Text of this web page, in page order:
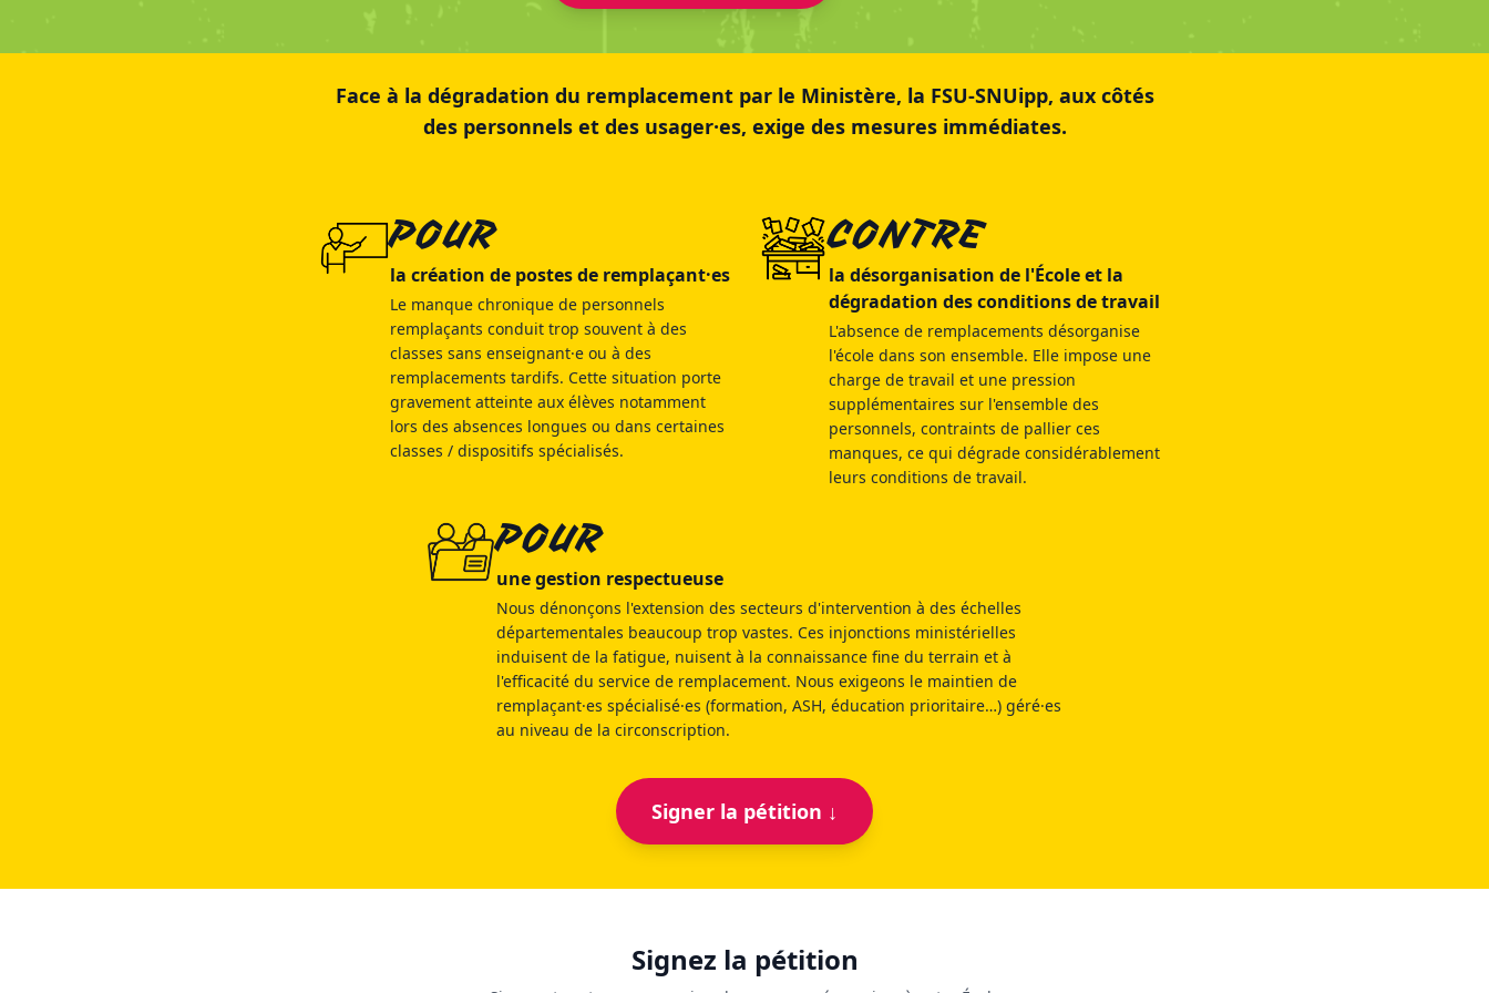
Face à la dégradation du remplacement par le Ministère, la FSU-SNUipp, aux côtés
des personnels et des usager·es, exige des mesures immédiates.
POUR
la création de postes de remplaçant·es
Le manque chronique de personnels
remplaçants conduit trop souvent à des
classes sans enseignant·e ou à des
remplacements tardifs. Cette situation porte
gravement atteinte aux élèves notamment
lors des absences longues ou dans certaines
classes / dispositifs spécialisés.
CONTRE
la désorganisation de l'École et la
dégradation des conditions de travail
L'absence de remplacements désorganise
l'école dans son ensemble. Elle impose une
charge de travail et une pression
supplémentaires sur l'ensemble des
personnels, contraints de pallier ces
manques, ce qui dégrade considérablement
leurs conditions de travail.
POUR
une gestion respectueuse
Nous dénonçons l'extension des secteurs d'intervention à des échelles
départementales beaucoup trop vastes. Ces injonctions ministérielles
induisent de la fatigue, nuisent à la connaissance fine du terrain et à
l'efficacité du service de remplacement. Nous exigeons le maintien de
remplaçant·es spécialisé·es (formation, ASH, éducation prioritaire…) géré·es
au niveau de la circonscription.
Signer la pétition ↓
Signez la pétition